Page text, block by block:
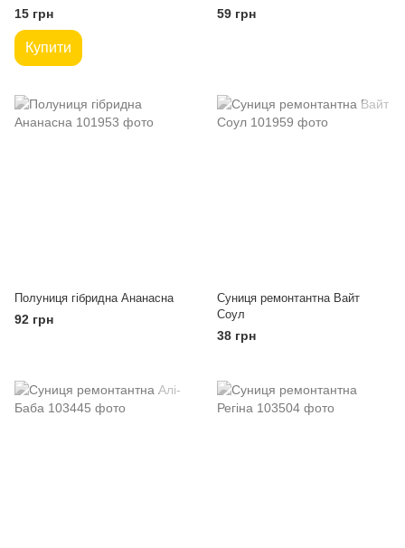
15 грн
Купити
59 грн
Полуниця гібридна Ананасна
92 грн
Суниця ремонтантна Вайт
Соул
38 грн